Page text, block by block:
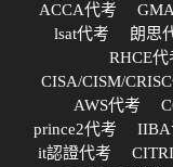
ACCA代考
lsat代考
朗思
RHCE代
CISA/CISM/
AWS代考
prince2代考
IIBA
it認證代考